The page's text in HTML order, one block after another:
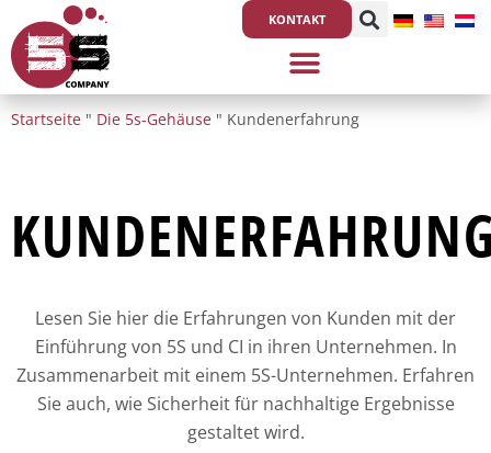
Inhalt
springen
KONTAKT
Startseite " Die 5s-Gehäuse " Kundenerfahrung
Lesen Sie hier die Erfahrungen von Kunden mit der
Einführung von 5S und CI in ihren Unternehmen. In
Zusammenarbeit mit einem 5S-Unternehmen. Erfahren
Sie auch, wie Sicherheit für nachhaltige Ergebnisse
gestaltet wird.